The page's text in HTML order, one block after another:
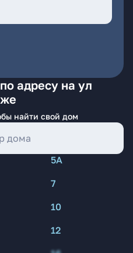
адресу на ул
найти свой дом
5А
7
10
12